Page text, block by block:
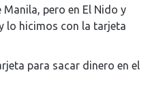
pero en El Nido y
lo hicimos con la tarjeta
para sacar dinero en el